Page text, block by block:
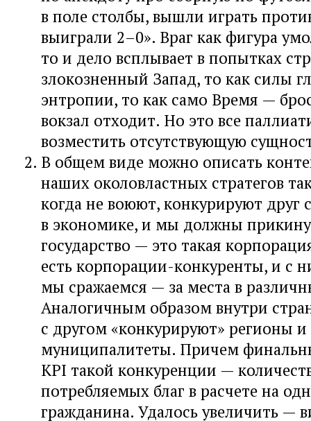
в поле столбы, вышли играть
выиграли 2–0». Враг как фигура
то и дело всплывает в попытках
злокозненный Запад, то как силы
энтропии, то как само Время —
вокзал отходит. Но это все
возместить отсутствующую
В общем виде можно описать
наших околовластных стратегов
когда не воюют, конкурируют друг
в экономике, и мы должны
государство — это такая
есть корпорации-конкуренты, и с
мы сражаемся — за места в
Аналогичным образом внутри
с другом «конкурируют» регионы
муниципалитеты. Причем
KPI такой конкуренции —
потребляемых благ в расчете на
гражданина. Удалось увеличить —